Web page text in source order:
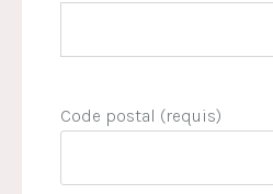
Code postal (requis)